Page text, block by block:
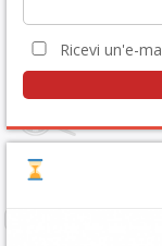
Ricevi un'e-